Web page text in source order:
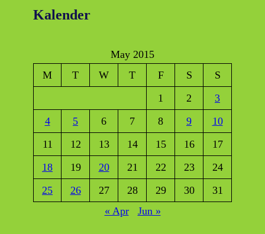
Kalender
May 2015
M
T W T F S
S
1
2
3
4
5 6 7 8 9
10
11
12 13 14 15 16
17
18
19 20 21 22 23
24
25
26 27 28 29 30
31
« Apr
Jun »